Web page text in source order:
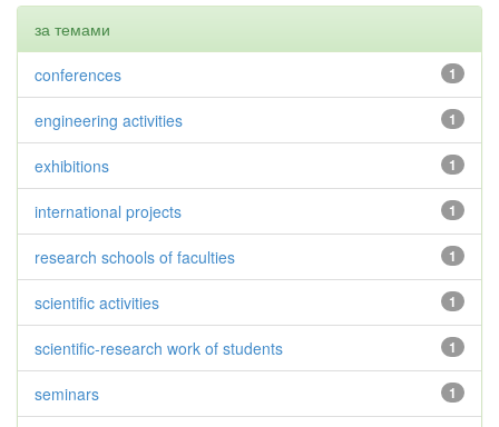
за темами
1
conferences
1
engineering activities
1
exhibitions
1
international projects
1
research schools of faculties
1
scientific activities
1
scientific-research work of students
1
seminars